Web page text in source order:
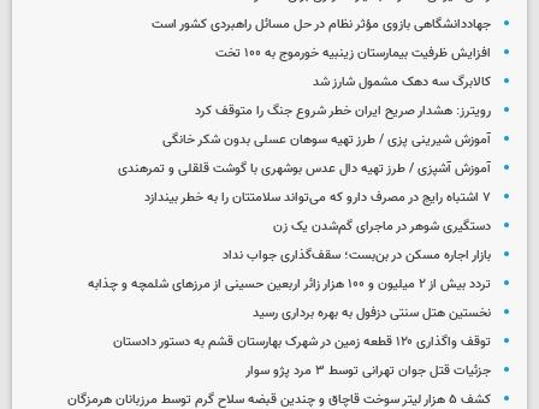
جهاددانشگاهی بازوی مؤثر نظام در حل مسائل راهبردی کشور است
افزایش ظرفیت بیمارستان زینبیه خورموج به ۱۰۰ تخت
کالابرگ سه دهک مشمول شارز شد
رویترز: هشدار صریح ایران خطر شروع جنگ را متوقف کرد
آموزش شیرینی پزی / طرز تهیه سوهان عسلی بدون شکر خانگی
آموزش آشپزی / طرز تهیه دال عدس بوشهری با گوشت قلقلی و تمرهندی
۷ اشتباه رایج در مصرف دارو که می‌تواند سلامتتان را به خطر بیندازد
دستگیری شوهر در ماجرای گم‌شدن یک زن
بازار اجاره مسکن در بن‌بست؛ سقف‌گذاری جواب نداد
تردد بیش از ۲ میلیون و ۱۰۰ هزار زائر اربعین حسینی از مرزهای شلمچه و چذابه
نخستین هتل سنتی دزفول به بهره برداری رسید
توقف واگذاری ۱۲۰ قطعه زمین در شهرک بهارستان قشم به دستور دادستان
جزئیات قتل جوان تهرانی توسط ۳ مرد پژو سوار
کشف ۵ هزار لیتر سوخت قاچاق و چندین قبضه سلاح گرم توسط مرزبانان هرمزگان